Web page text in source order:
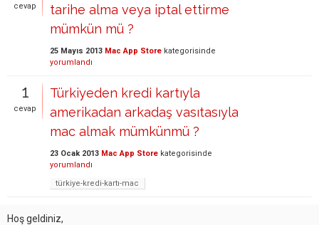
cevap
tarihe alma veya iptal ettirme
mümkün mü ?
25 Mayıs 2013 Mac App Store kategorisinde
yorumlandı
1
cevap
Türkiyeden kredi kartıyla
amerikadan arkadaş vasıtasıyla
mac almak mümkünmü ?
23 Ocak 2013 Mac App Store kategorisinde
yorumlandı
türkiye-kredi-kartı-mac
Hoş geldiniz,